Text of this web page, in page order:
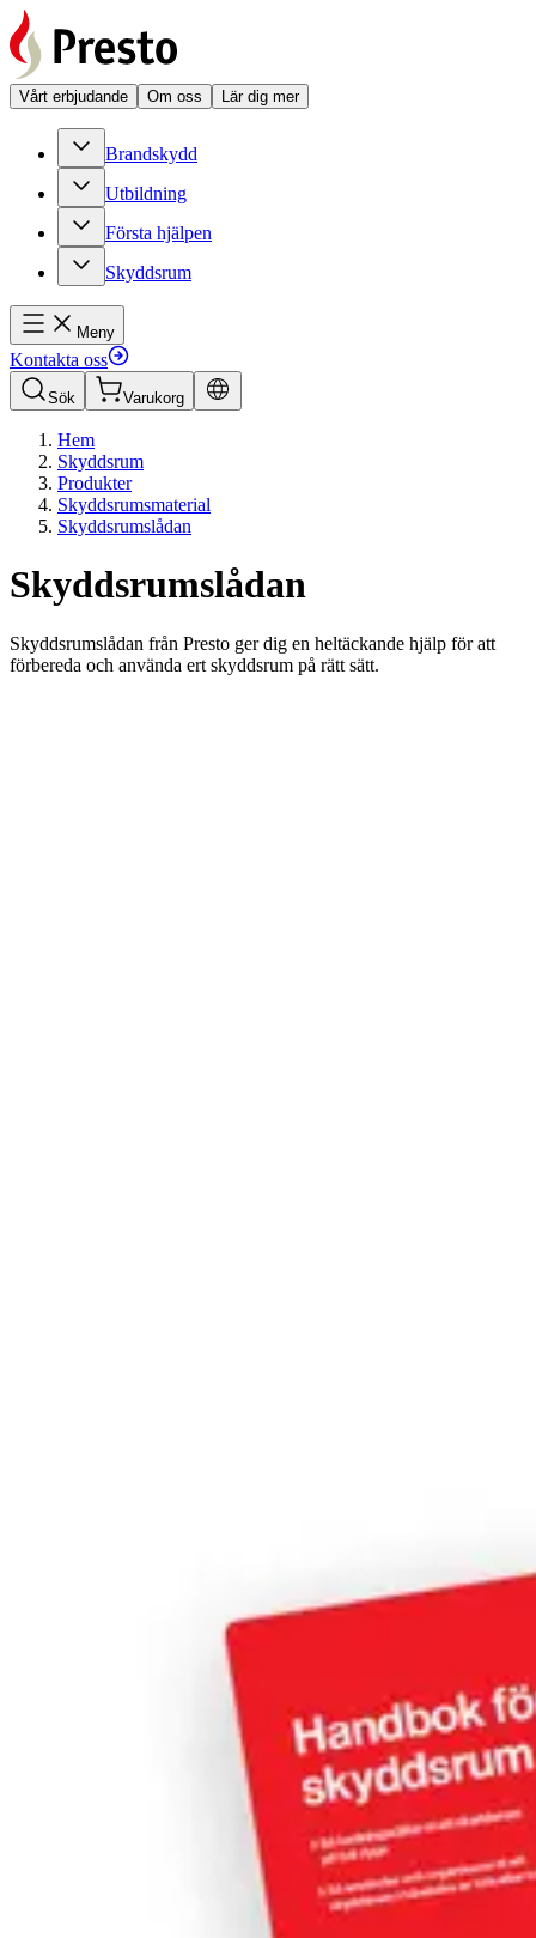
Vårt erbjudande Om oss Lär dig mer
Brandskydd
Utbildning
Första hjälpen
Skyddsrum
Meny
Kontakta oss
Sök Varukorg
Hem
Skyddsrum
Produkter
Skyddsrumsmaterial
Skyddsrumslådan
Skyddsrumslådan
Skyddsrumslådan från Presto ger dig en heltäckande hjälp för att
förbereda och använda ert skyddsrum på rätt sätt.